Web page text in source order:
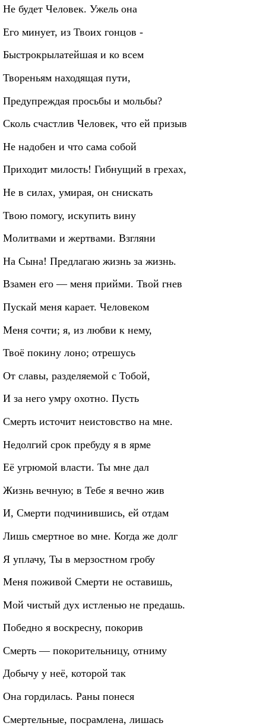
Не будет Человек. Ужель она
Его минует, из Твоих гонцов -
Быстрокрылатейшая и ко всем
Твореньям находящая пути,
Предупреждая просьбы и мольбы?
Сколь счастлив Человек, что ей призыв
Не надобен и что сама собой
Приходит милость! Гибнущий в грехах,
Не в силах, умирая, он снискать
Твою помогу, искупить вину
Молитвами и жертвами. Взгляни
На Сына! Предлагаю жизнь за жизнь.
Взамен его — меня прийми. Твой гнев
Пускай меня карает. Человеком
Меня сочти; я, из любви к нему,
Твоё покину лоно; отрешусь
От славы, разделяемой с Тобой,
И за него умру охотно. Пусть
Смерть источит неистовство на мне.
Недолгий срок пребуду я в ярме
Её угрюмой власти. Ты мне дал
Жизнь вечную; в Тебе я вечно жив
И, Смерти подчинившись, ей отдам
Лишь смертное во мне. Когда же долг
Я уплачу, Ты в мерзостном гробу
Меня поживой Смерти не оставишь,
Мой чистый дух истленью не предашь.
Победно я воскресну, покорив
Смерть — покорительницу, отниму
Добычу у неё, которой так
Она гордилась. Раны понеся
Смертельные, посрамлена, лишась